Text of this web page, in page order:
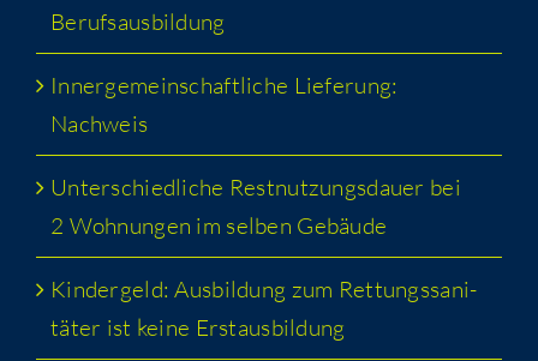
Berufsausbildung
Inner­ge­mein­schaft­li­che Lie­fe­rung:
Nachweis
Unter­schied­li­che Rest­nut­zungs­dau­er bei
2 Woh­nun­gen im sel­ben Gebäude
Kin­der­geld: Aus­bil­dung zum Ret­tungs­sa­ni­
tä­ter ist kei­ne Erstausbildung